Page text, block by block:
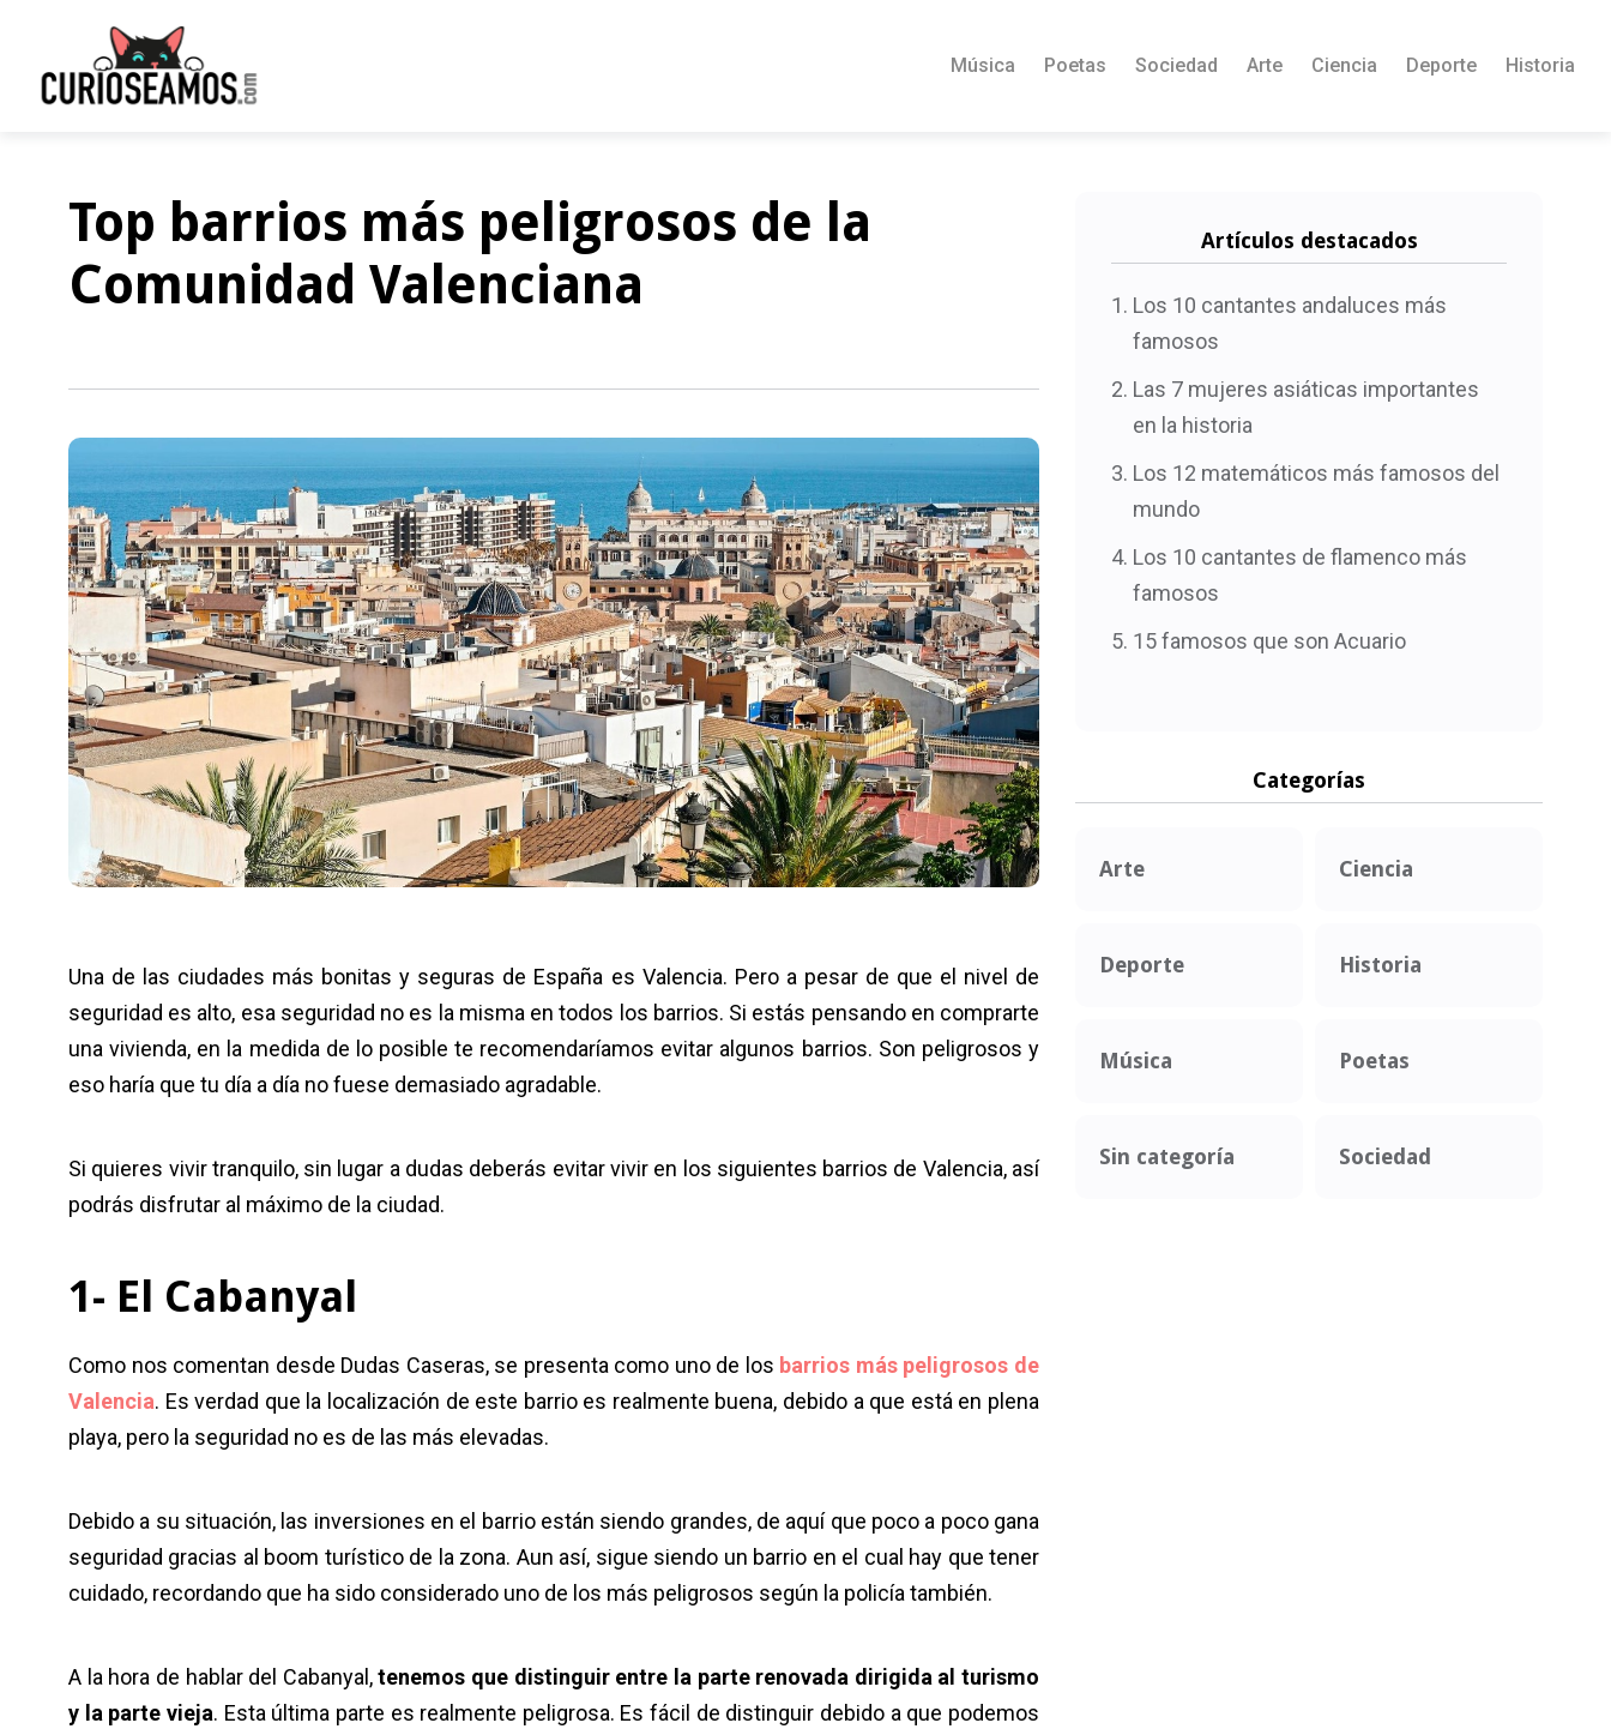
Música Poetas Sociedad Arte Ciencia Deporte Historia
Top barrios más peligrosos de la
Comunidad Valenciana
Una de las ciudades más bonitas y seguras de España es Valencia. Pero a pesar de que el nivel de
seguridad es alto, esa seguridad no es la misma en todos los barrios. Si estás pensando en comprarte
una vivienda, en la medida de lo posible te recomendaríamos evitar algunos barrios. Son peligrosos y
eso haría que tu día a día no fuese demasiado agradable.
Si quieres vivir tranquilo, sin lugar a dudas deberás evitar vivir en los siguientes barrios de Valencia, así
podrás disfrutar al máximo de la ciudad.
1- El Cabanyal
Como nos comentan desde Dudas Caseras, se presenta como uno de los barrios más peligrosos de
Valencia. Es verdad que la localización de este barrio es realmente buena, debido a que está en plena
playa, pero la seguridad no es de las más elevadas.
Debido a su situación, las inversiones en el barrio están siendo grandes, de aquí que poco a poco gana
seguridad gracias al boom turístico de la zona. Aun así, sigue siendo un barrio en el cual hay que tener
cuidado, recordando que ha sido considerado uno de los más peligrosos según la policía también.
A la hora de hablar del Cabanyal,tenemos que distinguir entre la parte renovada dirigida al turismo
y la parte vieja. Esta última parte es realmente peligrosa. Es fácil de distinguir debido a que podemos
Artículos destacados
Los 10 cantantes andaluces más
famosos
Las 7 mujeres asiáticas importantes
en la historia
Los 12 matemáticos más famosos del
mundo
Los 10 cantantes de flamenco más
famosos
15 famosos que son Acuario
Categorías
Arte Ciencia
Deporte Historia
Música Poetas
Sin categoría Sociedad